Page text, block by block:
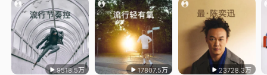
9518.5万 17807.5万 23728.3万